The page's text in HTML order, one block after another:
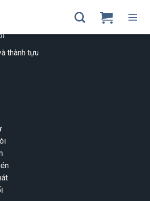
thành tựu